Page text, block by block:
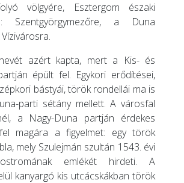
völgyére, Esztergom északi
Szentgyörgymezőre, a Duna
azért kapta, mert a Kis- és
épült fel. Egykori erődítései,
bástyái, török rondellái ma is
parti sétány mellett. A városfal
a Nagy-Duna partján érdekes
magára a figyelmet: egy török
mely Szulejmán szultán 1543. évi
emlékét hirdeti. A
kanyargó kis utcácskákban török